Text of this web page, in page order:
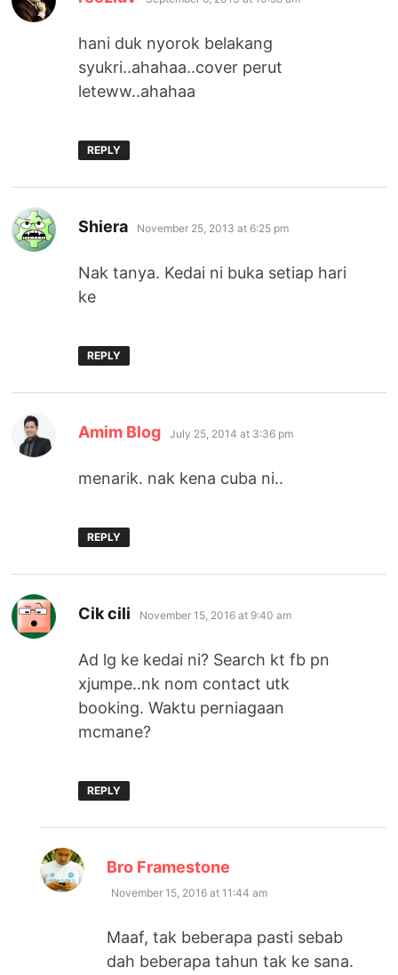
hani duk nyorok belakang
syukri..ahahaa..cover perut
leteww..ahahaa
REPLY
Shiera says:
November 25, 2013 at 6:25 pm
Nak tanya. Kedai ni buka setiap hari
ke
REPLY
Amim Blog says:
July 25, 2014 at 3:36 pm
menarik. nak kena cuba ni..
REPLY
Cik cili says:
November 15, 2016 at 9:40 am
Ad lg ke kedai ni? Search kt fb pn
xjumpe..nk nom contact utk
booking. Waktu perniagaan
mcmane?
REPLY
Bro Framestone
November 15, 2016 at 11:44 am
Maaf, tak beberapa pasti sebab
dah beberapa tahun tak ke sana.